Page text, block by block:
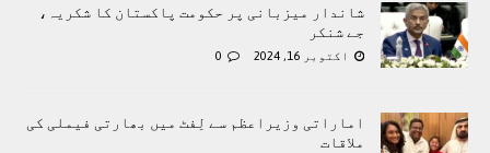
شاندار میزبانی پر حکومت پاکستان کا شکریہ،
جے شنکر
اکتوبر 16, 2024 0
اماراتی وزیراعظم سے لِفٹ میں بھارتی فیملی کی
ملاقات